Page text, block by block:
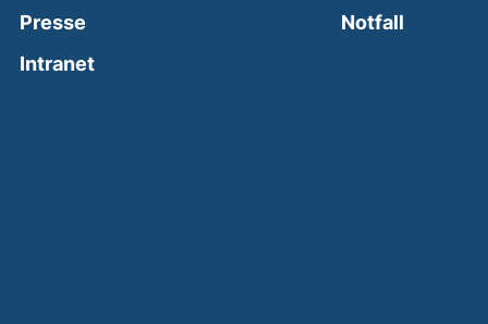
Presse
Intranet(external link, opens in a new window)
Notfall